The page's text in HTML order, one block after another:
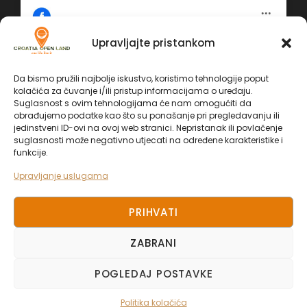
Upravljajte pristankom
Da bismo pružili najbolje iskustvo, koristimo tehnologije poput
kolačića za čuvanje i/ili pristup informacijama o uređaju.
Suglasnost s ovim tehnologijama će nam omogućiti da
obrađujemo podatke kao što su ponašanje pri pregledavanju ili
jedinstveni ID-ovi na ovoj web stranici. Nepristanak ili povlačenje
suglasnosti može negativno utjecati na određene karakteristike i
funkcije.
Upravljanje uslugama
PRIHVATI
ZABRANI
POGLEDAJ POSTAVKE
Politika kolačića
nadzorom licenciranog instruktora vatrenog oružja,
imat ćete priliku isprobati pravo vatreno oružje u
sigurnom, legalnom i potpuno kontroliranom
Tko su instruktori i vodiči?
Vaš tim će voditi profesionalni bivši komandosi
(specijalne snage) s pravim borbenim iskustvom –
od kojih mnogi sada rade i u luksuznom
sigurnosti, poduke i adrenalina – sve prilagođeno
vašoj razini.
Što je uključeno u iskustvo?
zračnu luku, ‘služba’ će vas pokupiti.
Facebook
Facebook
Politika kolačića
SLAŽEM SE
COPYRIGHT 2023. CROATIA OPEN LAND, ALL